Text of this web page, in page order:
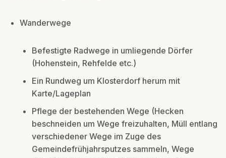
Wanderwege
Befestigte Radwege in umliegende Dörfer
(Hohenstein, Rehfelde etc.)
Ein Rundweg um Klosterdorf herum mit
Karte/Lageplan
Pflege der bestehenden Wege (Hecken
beschneiden um Wege freizuhalten, Müll entlang
verschiedener Wege im Zuge des
Gemeindefrühjahrsputzes sammeln, Wege